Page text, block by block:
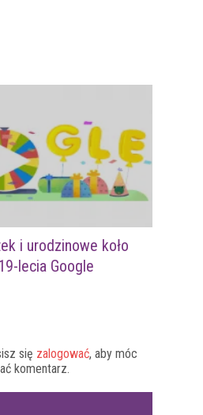
i urodzinowe koło
lecia Google
się zalogować, aby móc
komentarz.